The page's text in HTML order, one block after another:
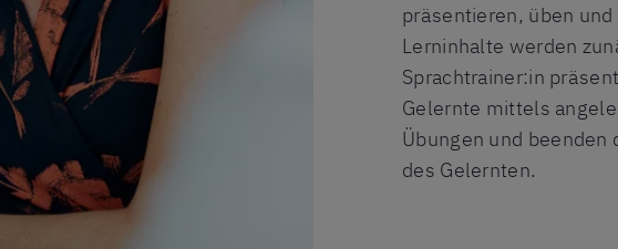
präsentieren, üben
Lerninhalte werden
Sprachtrainer:in
Gelernte mittels
Übungen und beenden
des Gelernten.